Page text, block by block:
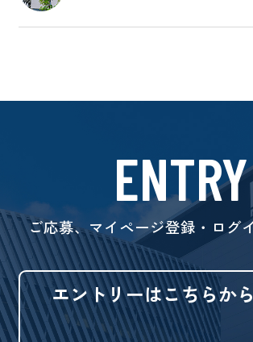
ENTRY
ご応募、マイページ登録・ログ
エントリーはこちらから